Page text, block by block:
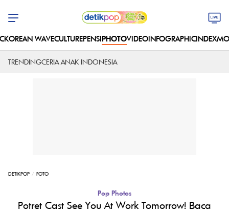
KOREAN WAVECULTUREPENSIPHOTOVIDEOINFOGRAPHICINDEX
TRENDINGCERIA ANAK INDONESIA
DETIKPOP FOTO
Pop Photos
Potret Cast See You At Work Tomorrow! Baca